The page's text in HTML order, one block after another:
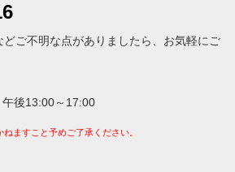
どご不明な点がありましたら、お気軽にご
後13:00～17:00
ますこと予めご了承ください。